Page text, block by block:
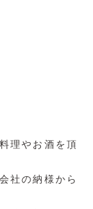
理やお酒を頂
社の納様から